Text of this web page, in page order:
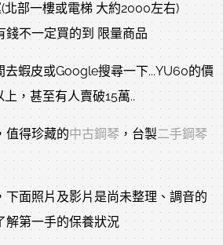
北部一樓或電梯 大約2000左右)
錢不一定買的到 限量商品
去蝦皮或Google搜尋一下...YU60的價
，甚至有人賣破15萬..
值得珍藏的中古鋼琴 ，台製二手鋼琴
下面照片及影片是尚未整理、調音的
解第一手的保養狀況